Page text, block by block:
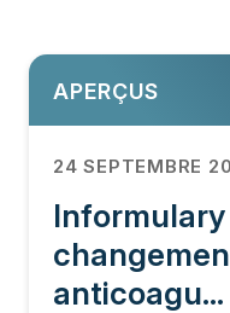
APERÇUS
24 SEPTEMBRE
Informulary
anticoagu...